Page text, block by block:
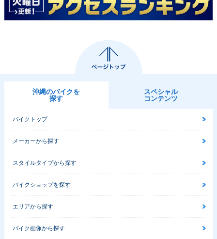
沖縄のバイクを
探す
スペシャル
コンテンツ
バイクトップ
メーカーから探す
スタイルタイプから探す
バイクショップを探す
エリアから探す
バイク画像から探す